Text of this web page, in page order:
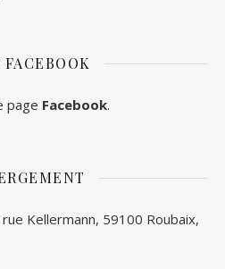
FACEBOOK
page Facebook.
Kellermann, 59100 Roubaix,